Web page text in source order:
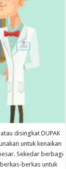
atau disingkat DUPAK
untuk kenaikan
Sekedar berbagi
berkas untuk